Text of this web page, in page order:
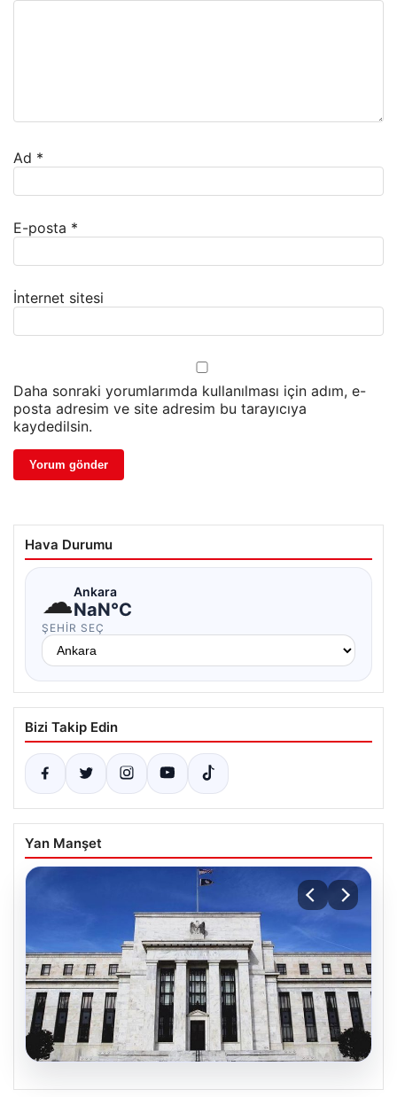
Ad *
E-posta *
İnternet sitesi
Daha sonraki yorumlarımda kullanılması için adım, e-
posta adresim ve site adresim bu tarayıcıya
kaydedilsin.
Hava Durumu
☁Ankara
NaN°C
ŞEHIR SEÇ
Bizi Takip Edin
Yan Manşet